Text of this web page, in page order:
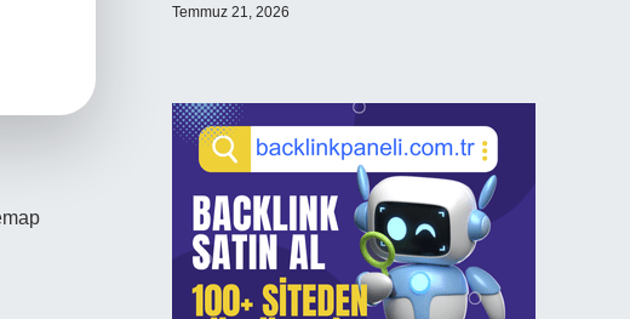
Temmuz 21, 2026